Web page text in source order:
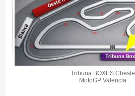
Tribuna BOXES Cheste
MotoGP Valencia